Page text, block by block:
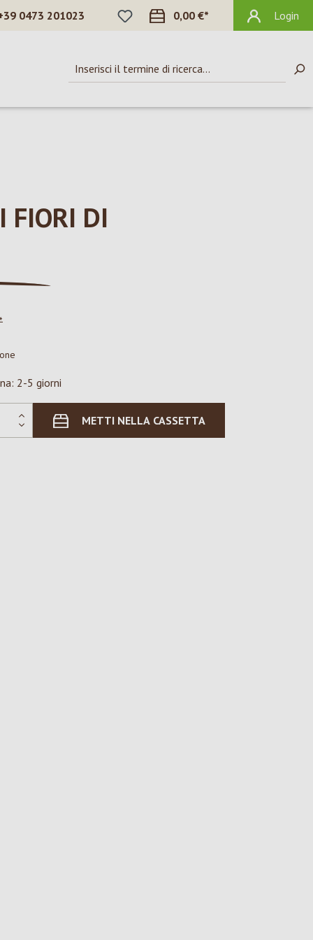
0473 201023
HAI 0 ARTICOLI NELLA LISTA DEI
0,00 €* Login
FIORI DI
2-5 giorni
METTI NELLA CASSETTA